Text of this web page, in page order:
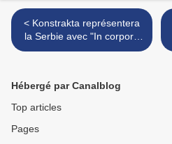
< Konstrakta représentera
la Serbie avec "In corpore
sano"
Hébergé par Canalblog
Top articles
Pages